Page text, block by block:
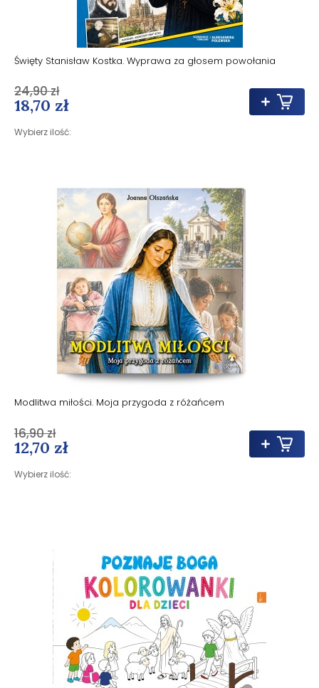
Święty Stanisław Kostka. Wyprawa za głosem powołania
18,70 zł
Wybierz ilość:
24,90 zł
Modlitwa miłości. Moja przygoda z różańcem
12,70 zł
Wybierz ilość:
16,90 zł